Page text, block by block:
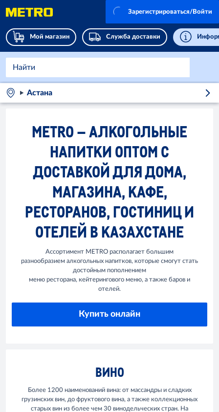
Мой магазин Служба доставки
Зарегистрироваться/Войти
Астана
METRO – АЛКОГОЛЬНЫЕ
НАПИТКИ ОПТОМ С
ДОСТАВКОЙ ДЛЯ ДОМА,
МАГАЗИНА, КАФЕ,
РЕСТОРАНОВ, ГОСТИНИЦ И
ОТЕЛЕЙ В КАЗАХСТАНЕ
Ассортимент METRO располагает большим
разнообразием алкогольных напитков, которые смогут стать
достойным пополнением
меню ресторана, кейтерингового меню, а также баров и
отелей.
Купить онлайн
ВИНО
Более 1200 наименований вина: от массандры и сладких
грузинских вин, до фруктового вина, а также коллекционных
старых вин из более чем 30 винодельческих стран. На